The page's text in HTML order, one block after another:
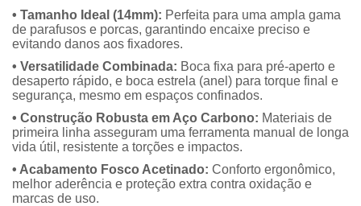
• Tamanho Ideal (14mm): Perfeita para uma ampla gama
de parafusos e porcas, garantindo encaixe preciso e
evitando danos aos fixadores.
• Versatilidade Combinada: Boca fixa para pré-aperto e
desaperto rápido, e boca estrela (anel) para torque final e
segurança, mesmo em espaços confinados.
• Construção Robusta em Aço Carbono: Materiais de
primeira linha asseguram uma ferramenta manual de longa
vida útil, resistente a torções e impactos.
• Acabamento Fosco Acetinado: Conforto ergonômico,
melhor aderência e proteção extra contra oxidação e
marcas de uso.